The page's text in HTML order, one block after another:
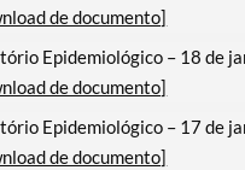
de documento]
Epidemiológico – 18 de
de documento]
Epidemiológico – 17 de
de documento]